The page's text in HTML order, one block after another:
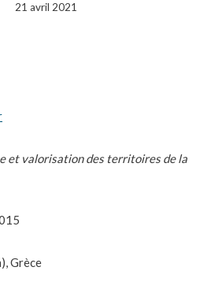
21 avril 2021
et valorisation des territoires de la
Grèce